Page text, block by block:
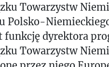
Towarzystw
Polsko-Niemieckiego
funkcję dyrektora
Towarzystw